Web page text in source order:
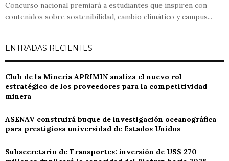
Concurso nacional premiará a estudiantes que inspiren con
contenidos sobre sostenibilidad, cambio climático y campus...
ENTRADAS RECIENTES
Club de la Minería APRIMIN analiza el nuevo rol
estratégico de los proveedores para la competitividad
minera
ASENAV construirá buque de investigación oceanográfica
para prestigiosa universidad de Estados Unidos
Subsecretario de Transportes: inversión de US$ 270